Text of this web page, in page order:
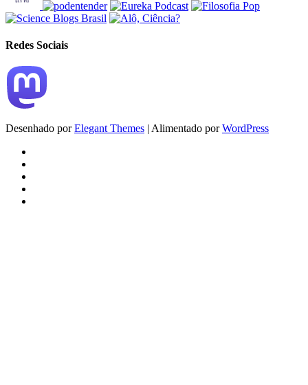
Redes Sociais
Desenhado porElegant Themes | Alimentado porWordPress